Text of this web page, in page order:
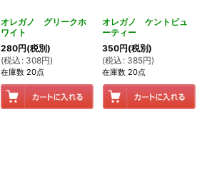
オレガノ グリークホ
ワイト
280円(税別)
(税込 : 308円)
在庫数 20点
オレガノ ケントビュ
ーティー
350円(税別)
(税込 : 385円)
在庫数 20点